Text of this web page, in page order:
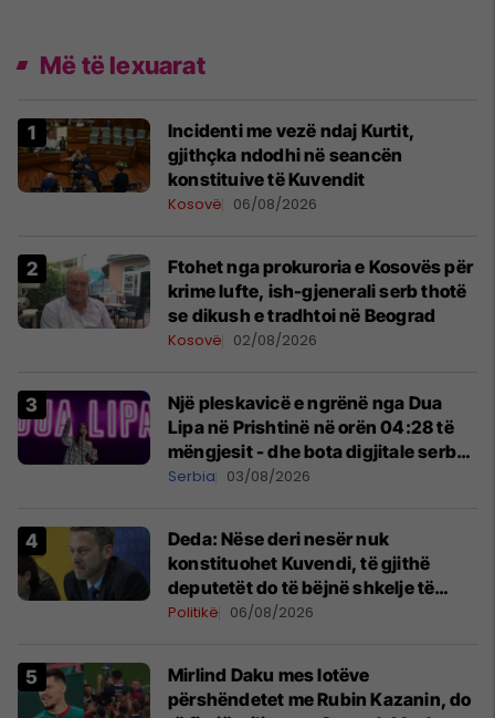
Më të lexuarat
Incidenti me vezë ndaj Kurtit,
gjithçka ndodhi në seancën
konstituive të Kuvendit
Kosovë 06/08/2026
Ftohet nga prokuroria e Kosovës për
krime lufte, ish-gjenerali serb thotë
se dikush e tradhtoi në Beograd
Kosovë 02/08/2026
Një pleskavicë e ngrënë nga Dua
Lipa në Prishtinë në orën 04:28 të
mëngjesit - dhe bota digjitale serbe
shpall gjendjen e luftës
Serbia 03/08/2026
Deda: Nëse deri nesër nuk
konstituohet Kuvendi, të gjithë
deputetët do të bëjnë shkelje të
rëndë kushtetuese
Politikë 06/08/2026
Mirlind Daku mes lotëve
përshëndetet me Rubin Kazanin, do